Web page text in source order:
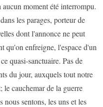
moment été interrompu.
les parages, porteur de
dont l'annonce ne peut
qu'on enfreigne, l'espace d'un
quasi-sanctuaire. Pas de
du jour, auxquels tout notre
cauchemar de la guerre
sentons, les uns et les